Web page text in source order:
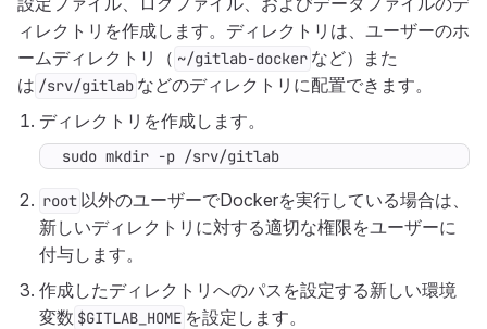
ィレクトリを作成します。ディレクトリは、ユーザーのホ
ームディレクトリ（ ~/gitlab-docker など）また
は /srv/gitlab などのディレクトリに配置できます。
ディレクトリを作成します。
sudo mkdir -p /srv/gitlab
root 以外のユーザーでDockerを実行している場合は、
新しいディレクトリに対する適切な権限をユーザーに
付与します。
作成したディレクトリへのパスを設定する新しい環境
変数 $GITLAB_HOME を設定します。